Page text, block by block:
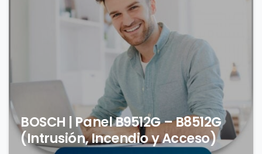
BOSCH | Panel B9512G – B8512G
(Intrusión, Incendio y Acceso)